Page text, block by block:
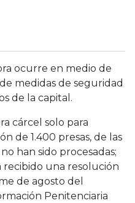
ocurre en medio de
medidas de seguridad
de la capital.
cárcel solo para
de 1.400 presas, de las
han sido procesadas;
recibido una resolución
de agosto del
Penitenciaria